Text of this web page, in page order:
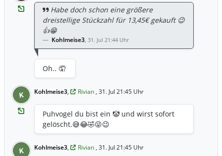
Habe doch schon eine größere
dreistellige Stückzahl für 13,45€ gekauft 😉
👍😁
Kohlmeise3, 31. Jul 21:44 Uhr
Oh.. 🤦
K Kohlmeise3, Rivian , 31. Jul 21:45 Uhr
Puhvogel du bist ein 🤡 und wirst sofort
gelöscht.😅😂🤣😜😉
K Kohlmeise3, Rivian , 31. Jul 21:45 Uhr